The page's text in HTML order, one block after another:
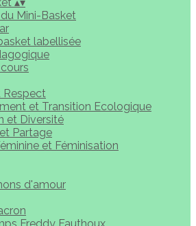
Mini-Basket
labellisée
Respect
et Transition Ecologique
et Diversité
Partage
et Féminisation
d'amour